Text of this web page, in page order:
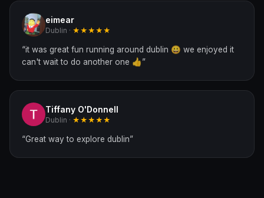
eimear
Dublin · ★★★★★
“it was great fun running around dublin 😀 we enjoyed it
can't wait to do another one 👍”
Tiffany O'Donnell
Dublin · ★★★★★
“Great way to explore dublin”